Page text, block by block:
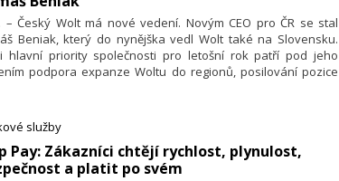
v letošním roce plánuje rozšíření počtu vlastních
a to minimálně na dvojnásobek.
– Český Wolt má nové vedení. Novým CEO pro ČR se stal
Beniak, který do nynějška vedl Wolt také na Slovensku.
hlavní priority společnosti pro letošní rok patří pod jeho
podpora expanze Woltu do regionů, posilování pozice
služby
Pay: Zákazníci chtějí rychlost, plynulost,
a platit po svém